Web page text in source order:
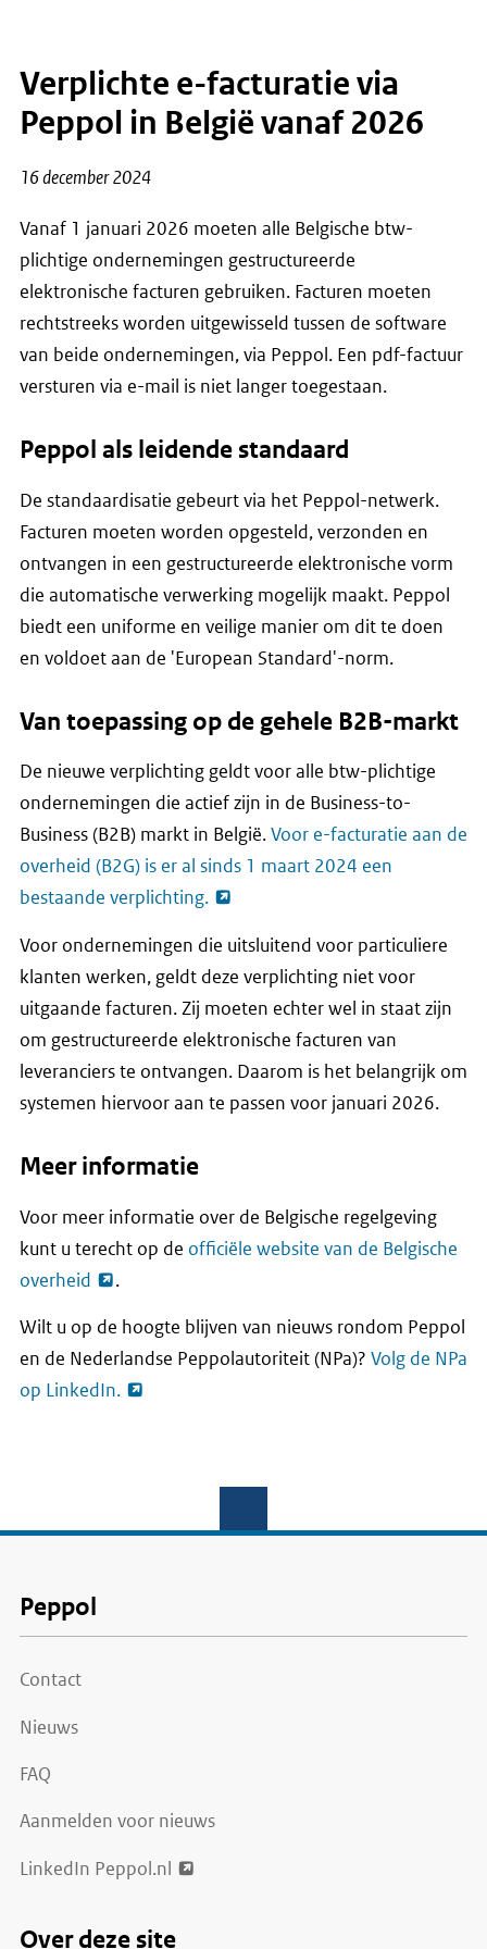
Verplichte e-facturatie via
Peppol in België vanaf 2026
16 december 2024
Vanaf 1 januari 2026 moeten alle Belgische btw-
plichtige ondernemingen gestructureerde
elektronische facturen gebruiken. Facturen moeten
rechtstreeks worden uitgewisseld tussen de software
van beide ondernemingen, via Peppol. Een pdf-factuur
versturen via e-mail is niet langer toegestaan.
Peppol als leidende standaard
De standaardisatie gebeurt via het Peppol-netwerk.
Facturen moeten worden opgesteld, verzonden en
ontvangen in een gestructureerde elektronische vorm
die automatische verwerking mogelijk maakt. Peppol
biedt een uniforme en veilige manier om dit te doen
en voldoet aan de 'European Standard'-norm.
Van toepassing op de gehele B2B-markt
De nieuwe verplichting geldt voor alle btw-plichtige
ondernemingen die actief zijn in de Business-to-
Business (B2B) markt in België.Voor e-facturatie aan de
overheid (B2G) is er al sinds 1 maart 2024 een
bestaande verplichting.
Voor ondernemingen die uitsluitend voor particuliere
klanten werken, geldt deze verplichting niet voor
uitgaande facturen. Zij moeten echter wel in staat zijn
om gestructureerde elektronische facturen van
leveranciers te ontvangen. Daarom is het belangrijk om
systemen hiervoor aan te passen voor januari 2026.
Meer informatie
Voor meer informatie over de Belgische regelgeving
kunt u terecht op de officiële website van de Belgische
overheid
.
Wilt u op de hoogte blijven van nieuws rondom Peppol
en de Nederlandse Peppolautoriteit (NPa)? Volg de NPa
op LinkedIn.
Peppol
Contact
Nieuws
FAQ
Aanmelden voor nieuws
LinkedIn Peppol.nl
Over deze site